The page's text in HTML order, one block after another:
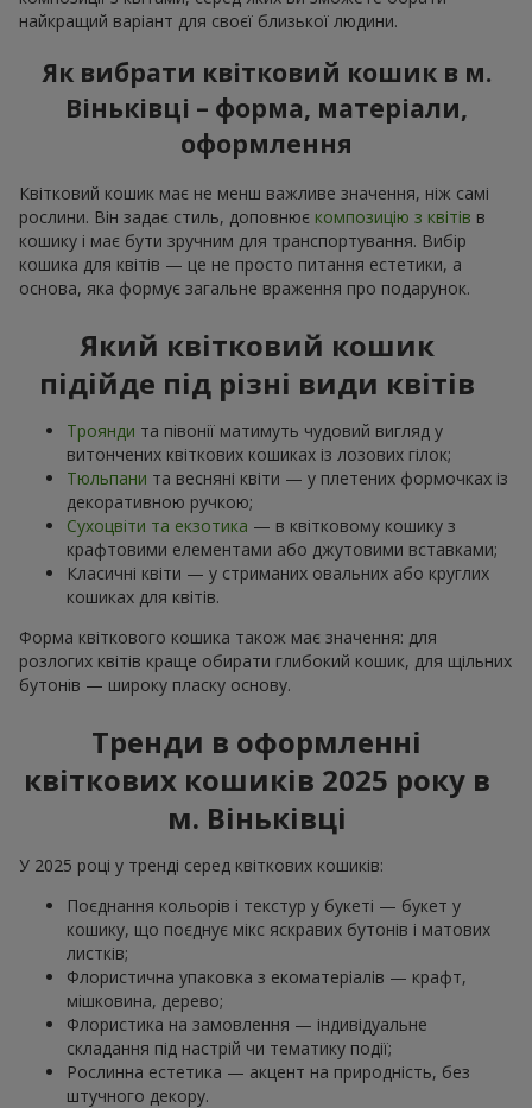
найкращий варіант для своєї близької людини.
Як вибрати квітковий кошик в м.
Віньківці – форма, матеріали,
оформлення
Квітковий кошик має не менш важливе значення, ніж самі
рослини. Він задає стиль, доповнює композицію з квітів в
кошику і має бути зручним для транспортування. Вибір
кошика для квітів — це не просто питання естетики, а
основа, яка формує загальне враження про подарунок.
Який квітковий кошик
підійде під різні види квітів
Троянди та півонії матимуть чудовий вигляд у
витончених квіткових кошиках із лозових гілок;
Тюльпани та весняні квіти — у плетених формочках із
декоративною ручкою;
Сухоцвіти та екзотика — в квітковому кошику з
крафтовими елементами або джутовими вставками;
Класичні квіти — у стриманих овальних або круглих
кошиках для квітів.
Форма квіткового кошика також має значення: для
розлогих квітів краще обирати глибокий кошик, для щільних
бутонів — широку пласку основу.
Тренди в оформленні
квіткових кошиків 2025 року в
м. Віньківці
У 2025 році у тренді серед квіткових кошиків:
Поєднання кольорів і текстур у букеті — букет у
кошику, що поєднує мікс яскравих бутонів і матових
листків;
Флористична упаковка з екоматеріалів — крафт,
мішковина, дерево;
Флористика на замовлення — індивідуальне
складання під настрій чи тематику події;
Рослинна естетика — акцент на природність, без
штучного декору.